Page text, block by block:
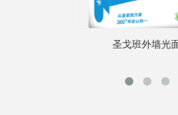
圣戈班外墙光